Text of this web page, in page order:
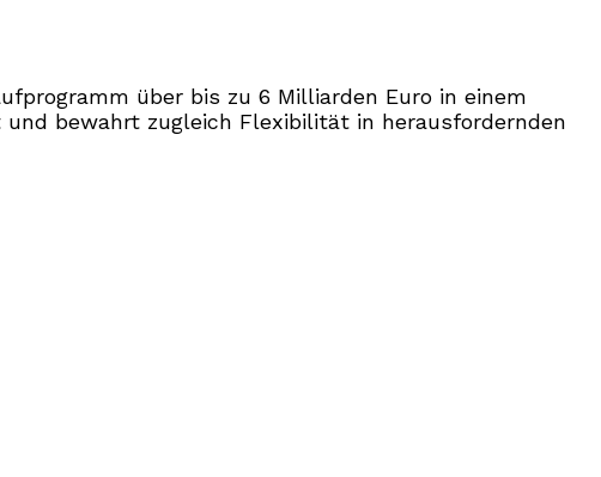
über bis zu 6 Milliarden Euro in einem
bewahrt zugleich Flexibilität in herausfordernden